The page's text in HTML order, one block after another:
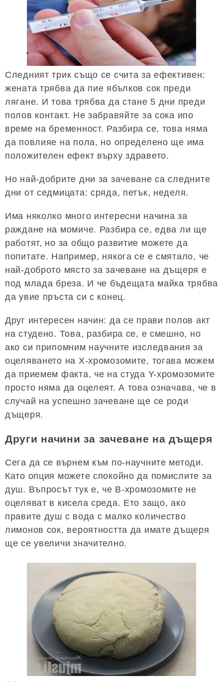
Следният трик също се счита за ефективен:
жената трябва да пие ябълков сок преди
лягане. И това трябва да стане 5 дни преди
полов контакт. Не забравяйте за сока ипо
време на бременност. Разбира се, това няма
да повлияе на пола, но определено ще има
положителен ефект върху здравето.
Но най-добрите дни за зачеване са следните
дни от седмицата: сряда, петък, неделя.
Има няколко много интересни начина за
раждане на момиче. Разбира се, едва ли ще
работят, но за общо развитие можете да
попитате. Например, някога се е смятало, че
най-доброто място за зачеване на дъщеря е
под млада бреза. И че бъдещата майка трябва
да увие пръста си с конец.
Друг интересен начин: да се прави полов акт
на студено. Това, разбира се, е смешно, но
ако си припомним научните изследвания за
оцеляването на Х-хромозомите, тогава можем
да приемем факта, че на студа Y-хромозомите
просто няма да оцелеят. А това означава, че в
случай на успешно зачеване ще се роди
дъщеря.
Други начини за зачеване на дъщеря
Сега да се върнем към по-научните методи.
Като опция можете спокойно да помислите за
душ. Въпросът тук е, че В-хромозомите не
оцеляват в кисела среда. Ето защо, ако
правите душ с вода с малко количество
лимонов сок, вероятността да имате дъщеря
ще се увеличи значително.